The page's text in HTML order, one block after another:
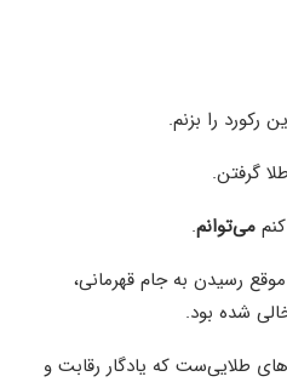
رکورد را بزنم.
گرفتن.
می‌توانم.
رسیدن به جام قهرمانی،
شده بود.
طلایی‌ست که یادگار رقابت و